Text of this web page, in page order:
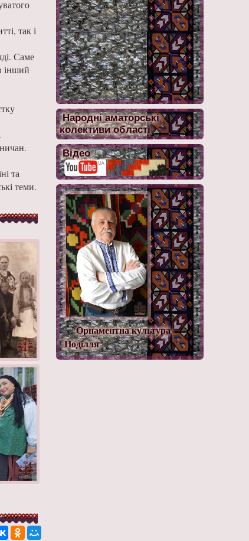
Народні аматорські
колективи області
Відео
Орнаментна культура
Поділля
так і
Саме
інший
та
теми.